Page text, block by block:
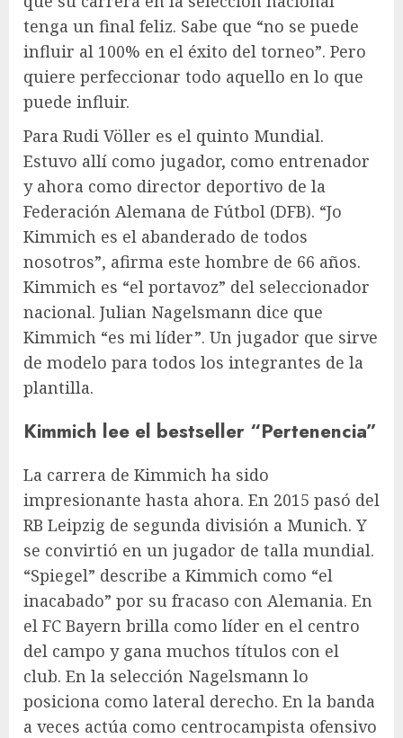
tenga un final feliz. Sabe que “no se puede
influir al 100% en el éxito del torneo”. Pero
quiere perfeccionar todo aquello en lo que
puede influir.
Para Rudi Völler es el quinto Mundial.
Estuvo allí como jugador, como entrenador
y ahora como director deportivo de la
Federación Alemana de Fútbol (DFB). “Jo
Kimmich es el abanderado de todos
nosotros”, afirma este hombre de 66 años.
Kimmich es “el portavoz” del seleccionador
nacional. Julian Nagelsmann dice que
Kimmich “es mi líder”. Un jugador que sirve
de modelo para todos los integrantes de la
plantilla.
Kimmich lee el bestseller “Pertenencia”
La carrera de Kimmich ha sido
impresionante hasta ahora. En 2015 pasó del
RB Leipzig de segunda división a Munich. Y
se convirtió en un jugador de talla mundial.
“Spiegel” describe a Kimmich como “el
inacabado” por su fracaso con Alemania. En
el FC Bayern brilla como líder en el centro
del campo y gana muchos títulos con el
club. En la selección Nagelsmann lo
posiciona como lateral derecho. En la banda
a veces actúa como centrocampista ofensivo